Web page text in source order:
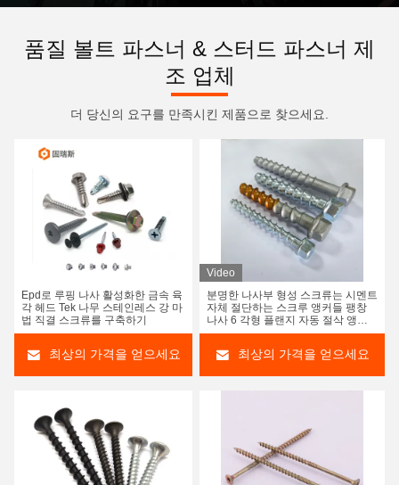
품질 볼트 파스너 & 스터드 파스너 제
조 업체
더 당신의 요구를 만족시킨 제품으로 찾으세요.
Epd로 루핑 나사 활성화한 금속 육
각 헤드 Tek 나무 스테인레스 강 마
법 직결 스크류를 구축하기
최상의 가격을 얻으세요
Video
분명한 나사부 형성 스크류는 시멘트
자체 절단하는 스크루 앵커들 팽창
나사 6 각형 플랜지 자동 절삭 앵커
들을 고정시킵니다
최상의 가격을 얻으세요